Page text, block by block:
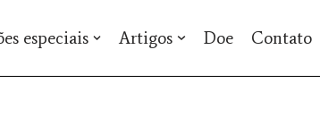
especiais Artigos Doe Contato